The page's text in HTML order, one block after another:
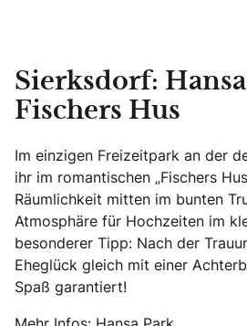
Sierksdorf:
Fischers Hus
Im einzigen Freizeitpark an der
ihr im romantischen „Fischers
Räumlichkeit mitten im bunten
Atmosphäre für Hochzeiten im
besonderer Tipp: Nach der
Eheglück gleich mit einer
Spaß garantiert!